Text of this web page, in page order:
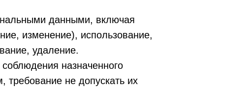
данными, включая
изменение), использование,
удаление.
назначенного
требование не допускать их